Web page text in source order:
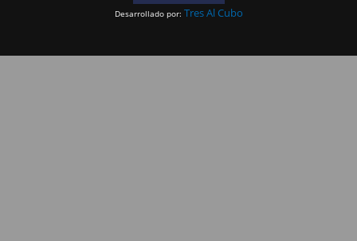
Desarrollado por: Tres Al Cubo